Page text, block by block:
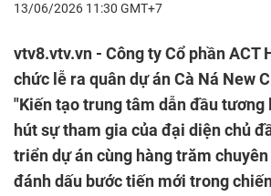
13/06/2026 11:30 GMT+7
vtv8.vtv.vn - Công ty Cổ phần ACT
chức lễ ra quân dự án Cà Ná New
"Kiến tạo trung tâm dẫn đầu tương
hút sự tham gia của đại diện chủ
triển dự án cùng hàng trăm
đánh dấu bước tiến mới trong